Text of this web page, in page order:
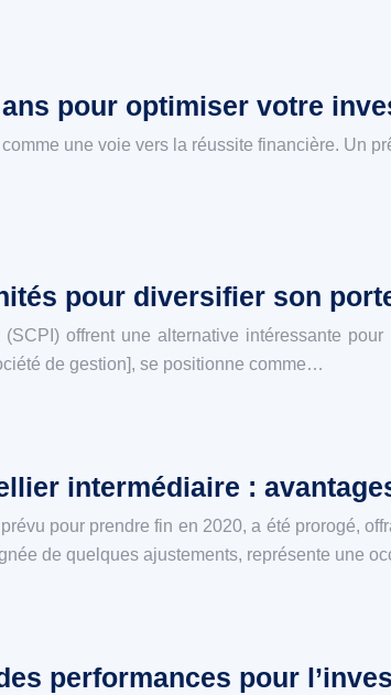
pour optimiser votre
une voie vers la réussite financière. Un
pour diversifier son
offrent une alternative intéressante
de gestion], se positionne comme…
intermédiaire :
pour prendre fin en 2020, a été prorogé,
de quelques ajustements, représente une
performances pour